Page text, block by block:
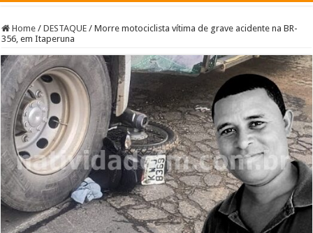
Home / DESTAQUE / Morre motociclista vítima de grave acidente na BR-
356, em Itaperuna